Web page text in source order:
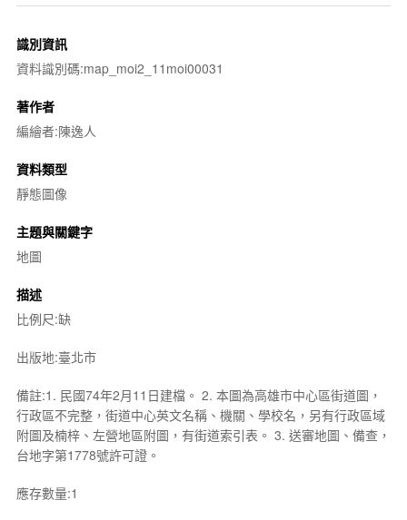
識別資訊
資料識別碼:map_moi2_11moi00031
著作者
編繪者:陳逸人
資料類型
靜態圖像
主題與關鍵字
地圖
描述
比例尺:缺
出版地:臺北市
備註:1. 民國74年2月11日建檔。 2. 本圖為高雄市中心區街道圖，
行政區不完整，街道中心英文名稱、機關、學校名，另有行政區域
附圖及楠梓、左營地區附圖，有街道索引表。 3. 送審地圖、備查，
台地字第1778號許可證。
應存數量:1